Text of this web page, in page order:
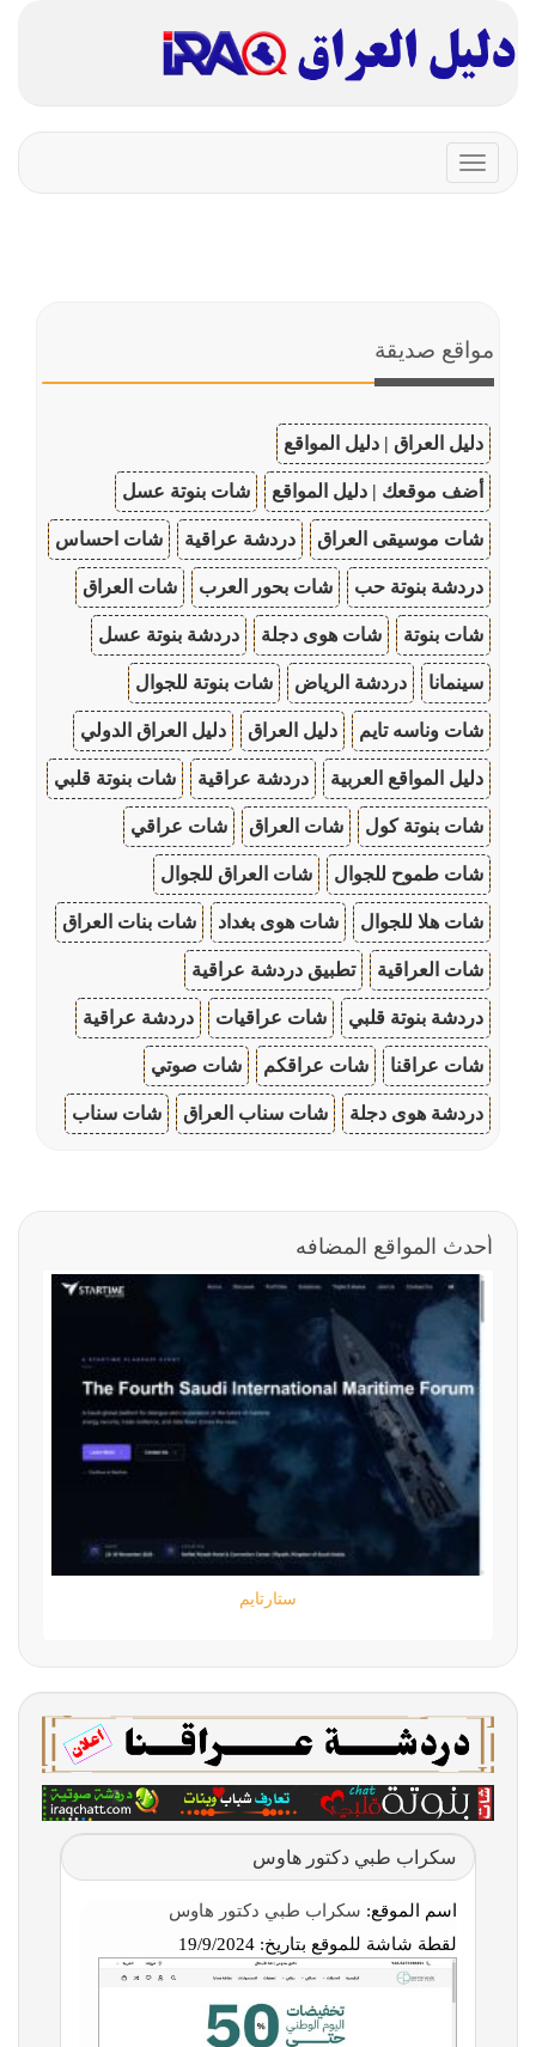
Toggle
navigation
مواقع صديقة
دليل العراق | دليل المواقع
أضف موقعك | دليل المواقع شات بنوتة عسل
شات موسيقى العراق دردشة عراقية شات احساس
دردشة بنوتة حب شات بحور العرب شات العراق
شات بنوتة شات هوى دجلة دردشة بنوتة عسل
سينمانا دردشة الرياض شات بنوتة للجوال
شات وناسه تايم دليل العراق دليل العراق الدولي
دليل المواقع العربية دردشة عراقية شات بنوتة قلبي
شات بنوتة كول شات العراق شات عراقي
شات طموح للجوال شات العراق للجوال
شات هلا للجوال شات هوى بغداد شات بنات العراق
شات العراقية تطبيق دردشة عراقية
دردشة بنوتة قلبي شات عراقيات دردشة عراقية
شات عراقنا شات عراقكم شات صوتي
دردشة هوى دجلة شات سناب العراق شات سناب
أحدث المواقع المضافه
ستارتايم
سكراب طبي دكتور هاوس
اسم الموقع: سكراب طبي دكتور هاوس
لقطة شاشة للموقع بتاريخ: